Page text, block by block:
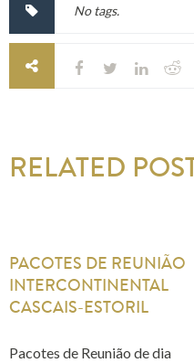
No tags.
RELATED POST
PACOTES DE REUNIÃO
INTERCONTINENTAL
CASCAIS-ESTORIL
Pacotes de Reunião de dia